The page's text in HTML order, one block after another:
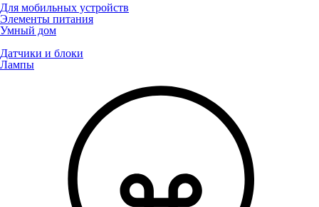
Для мобильных устройств
Элементы питания
Умный дом
Датчики и блоки
Лампы